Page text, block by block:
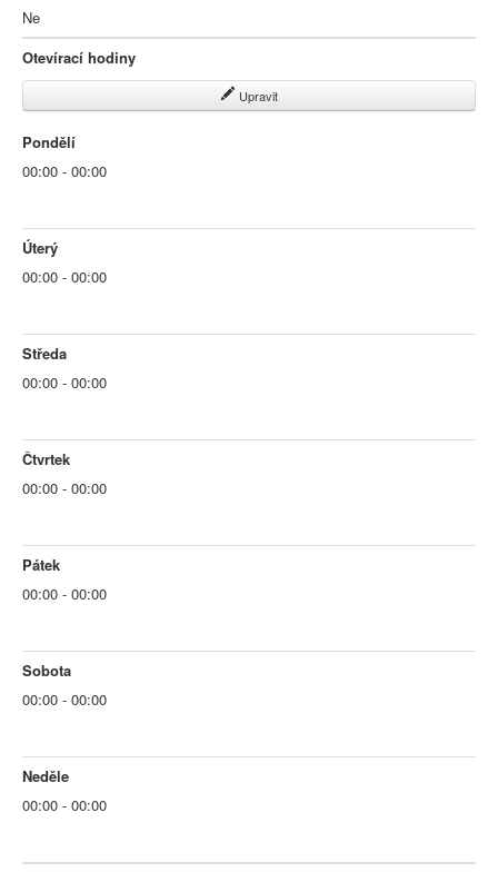
Ne
Otevírací hodiny
Upravit
Pondělí
00:00 - 00:00
Úterý
00:00 - 00:00
Středa
00:00 - 00:00
Čtvrtek
00:00 - 00:00
Pátek
00:00 - 00:00
Sobota
00:00 - 00:00
Neděle
00:00 - 00:00